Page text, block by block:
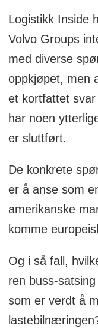
Logistikk Inside
Volvo Groups
med diverse
oppkjøpet, men
et kortfattet
har noen
er sluttført.
De konkrete
er å anse som
amerikanske
komme
Og i så fall,
ren buss-
som er verdt å